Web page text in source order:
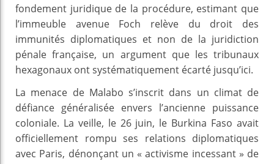
fondement juridique de la procédure, estimant que
l’immeuble avenue Foch relève du droit des
immunités diplomatiques et non de la juridiction
pénale française, un argument que les tribunaux
hexagonaux ont systématiquement écarté jusqu’ici.
La menace de Malabo s’inscrit dans un climat de
défiance généralisée envers l’ancienne puissance
coloniale. La veille, le 26 juin, le Burkina Faso avait
officiellement rompu ses relations diplomatiques
avec Paris, dénonçant un « activisme incessant » de